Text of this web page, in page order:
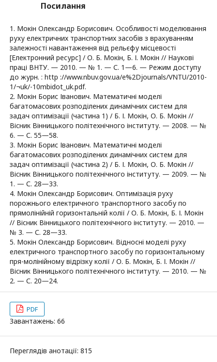
Посилання
1. Мокін Олександр Борисович. Особливості моделювання
руху електричних транспортних засобів з врахуванням
залежності навантаження від рельєфу місцевості
[Електронний ресурс] / О. Б. Мокін, Б. І. Мокін // Наукові
праці ВНТУ. — 2010. — № 1. — С. 1—6. — Режим доступу
до журн. : http ://www.nbuv.gov.ua/e%2Djournals/VNTU/2010-
1/¬uk/-10mbidot_uk.pdf.
2. Мокін Борис Іванович. Математичні моделі
багатомасових розподілених динамічних систем для
задач оптимізації (частина 1) / Б. І. Мокін, О. Б. Мокін //
Вісник Вінницького політехнічного інституту. — 2008. — №
6. — С. 55—58.
3. Мокін Борис Іванович. Математичні моделі
багатомасових розподілених динамічних систем для
задач оптимізації (частина 2) / Б. І. Мокін, О. Б. Мокін //
Вісник Вінницького політехнічного інституту. — 2009. — №
1. — С. 28—33.
4. Мокін Олександр Борисович. Оптимізація руху
порожнього електричного транспортного засобу по
прямолінійній горизонтальній колії / О. Б. Мокін, Б. І. Мокін
// Вісник Вінницького політехнічного інституту. — 2010. —
№ 3. — С. 28—33.
5. Мокін Олександр Борисович. Відносні моделі руху
електричного транспортного засобу по горизонтальному
пря-молінійному відрізку колії / О. Б. Мокін, Б. І. Мокін //
Вісник Вінницького політехнічного інституту. — 2010. — №
2. — С. 20—24.
PDF
Завантажень: 66
Переглядів анотації: 815